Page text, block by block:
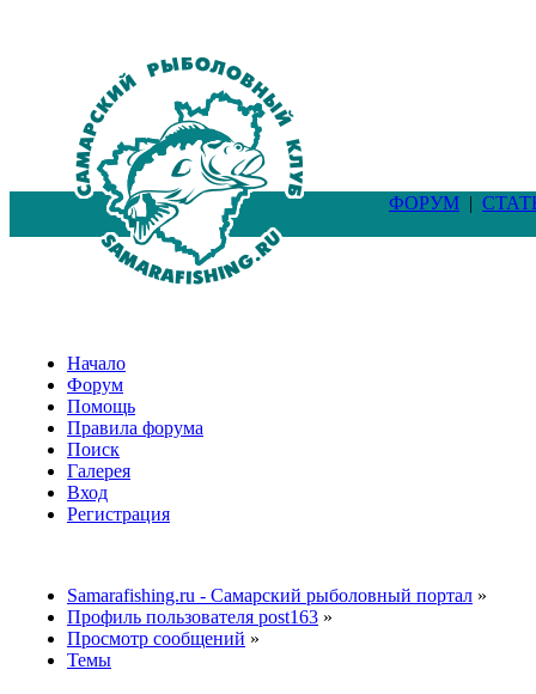
ФОРУМ |
Начало
Форум
Помощь
Правила форума
Поиск
Галерея
Вход
Регистрация
Samarafishing.ru - Самарский рыболовный портал »
Профиль пользователя post163 »
Просмотр сообщений »
Темы